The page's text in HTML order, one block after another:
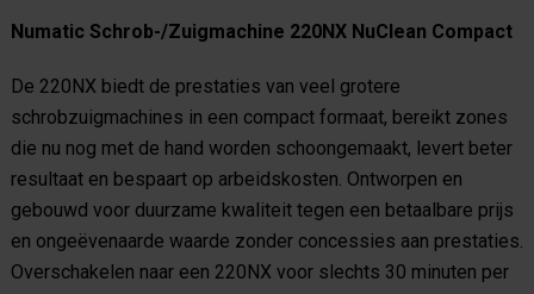
Numatic Schrob-/Zuigmachine 220NX NuClean Compact
De 220NX biedt de prestaties van veel grotere
schrobzuigmachines in een compact formaat, bereikt zones
die nu nog met de hand worden schoongemaakt, levert beter
resultaat en bespaart op arbeidskosten. Ontworpen en
gebouwd voor duurzame kwaliteit tegen een betaalbare prijs
en ongeëvenaarde waarde zonder concessies aan prestaties.
Overschakelen naar een 220NX voor slechts 30 minuten per